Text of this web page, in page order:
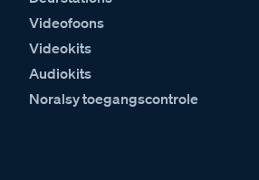
Videofoons
Videokits
Audiokits
Noralsy toegangscontrole